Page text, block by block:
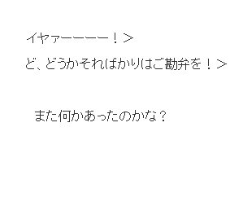
イヤァーーーー！＞
どうかそればかりはご勘弁を！＞
たのかな？